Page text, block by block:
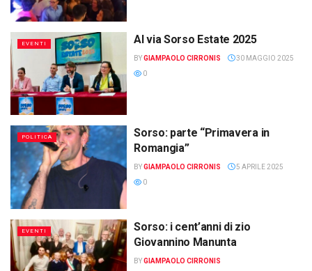
EVENTI Al via Sorso Estate 2025
BYGIAMPAOLO CIRRONIS
30 MAGGIO 2025
0
POLITICA
Sorso: parte “Primavera in
Romangia”
BYGIAMPAOLO CIRRONIS
5 APRILE 2025
0
EVENTI
Sorso: i cent’anni di zio
Giovannino Manunta
BYGIAMPAOLO CIRRONIS